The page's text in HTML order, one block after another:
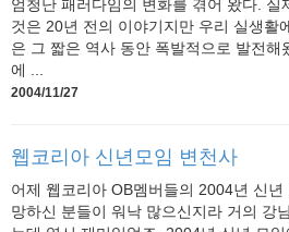
엄청난 패러다임의 변화를 겪어 왔다. 실
것은 20년 전의 이야기지만 우리 실생활
은 그 짧은 역사 동안 폭발적으로 발전해
에 ...
2004/11/27
웹코리아 신년모임 변천사
어제 웹코리아 OB멤버들의 2004년 신
망하신 분들이 워낙 많으신지라 거의 강